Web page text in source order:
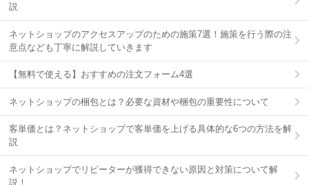
説
ネットショップのアクセスアップのための施策7選！施策を行う際の注
意点なども丁寧に解説していきます
【無料で使える】おすすめの注文フォーム4選
ネットショップの梱包とは？必要な資材や梱包の重要性について
客単価とは？ネットショップで客単価を上げる具体的な6つの方法を解
説
ネットショップでリピーターが獲得できない原因と対策について解
説！